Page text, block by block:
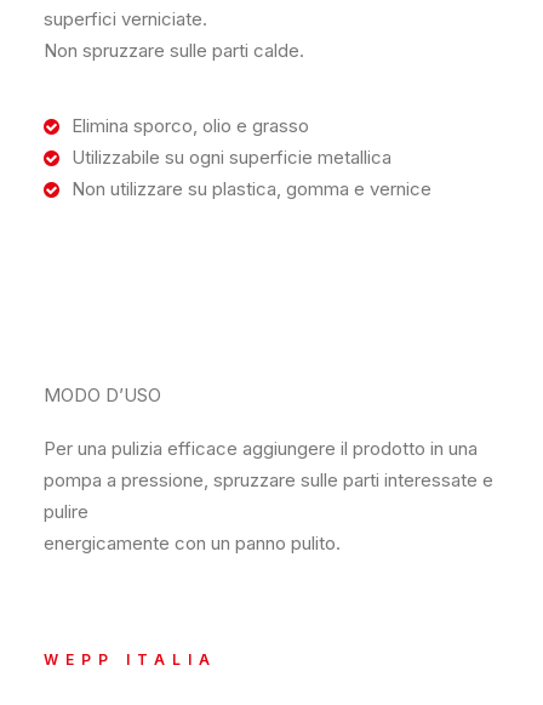
superfici verniciate.
Non spruzzare sulle parti calde.
Elimina sporco, olio e grasso
Utilizzabile su ogni superficie metallica
Non utilizzare su plastica, gomma e vernice
MODO D’USO
Per una pulizia efficace aggiungere il prodotto in una
pompa a pressione, spruzzare sulle parti interessate e
pulire
energicamente con un panno pulito.
WEPP ITALIA